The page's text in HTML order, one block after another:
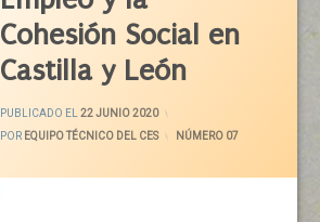
Cohesión Social en
Castilla y León
PUBLICADO EL 22 JUNIO 2020
POR EQUIPO TÉCNICO DEL CES CATEGORÍAS:
NÚMERO 07
19
Sanitaria